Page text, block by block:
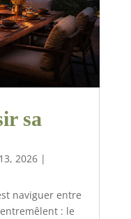
sa
2026|
naviguer entre
: le